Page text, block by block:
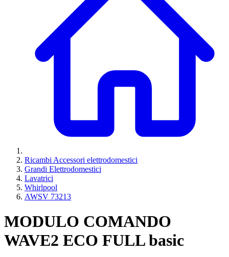
Ricambi Accessori elettrodomestici
Grandi Elettrodomestici
Lavatrici
Whirlpool
AWSV 73213
MODULO COMANDO
WAVE2 ECO FULL basic